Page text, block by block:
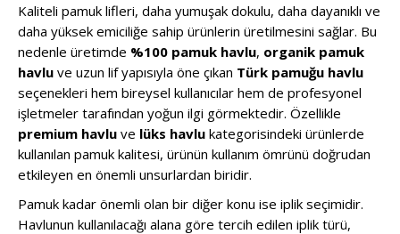
Kaliteli pamuk lifleri, daha yumuşak dokulu, daha dayanıklı ve
daha yüksek emiciliğe sahip ürünlerin üretilmesini sağlar. Bu
nedenle üretimde %100 pamuk havlu, organik pamuk
havlu ve uzun lif yapısıyla öne çıkan Türk pamuğu havlu
seçenekleri hem bireysel kullanıcılar hem de profesyonel
işletmeler tarafından yoğun ilgi görmektedir. Özellikle
premium havlu ve lüks havlu kategorisindeki ürünlerde
kullanılan pamuk kalitesi, ürünün kullanım ömrünü doğrudan
etkileyen en önemli unsurlardan biridir.
Pamuk kadar önemli olan bir diğer konu ise iplik seçimidir.
Havlunun kullanılacağı alana göre tercih edilen iplik türü,